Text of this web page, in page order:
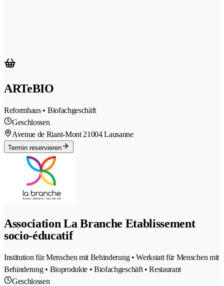
ARTeBIO
Reformhaus • Biofachgeschäft
Geschlossen
Avenue de Riant-Mont 21004 Lausanne
Termin reservieren
Association La Branche Etablissement
socio-éducatif
Institution für Menschen mit Behinderung • Werkstatt für Menschen mit
Behinderung • Bioprodukte • Biofachgeschäft • Restaurant
Geschlossen